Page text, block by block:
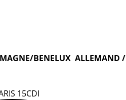
BENELUX  ALLEMAND /
15CDI